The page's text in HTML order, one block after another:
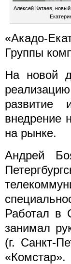
Алексей Катаев,
«Акадо-
Группы
На новой
развитие
внедрение
на рынке.
Андрей
Работал в
занимал
(г. Санкт-